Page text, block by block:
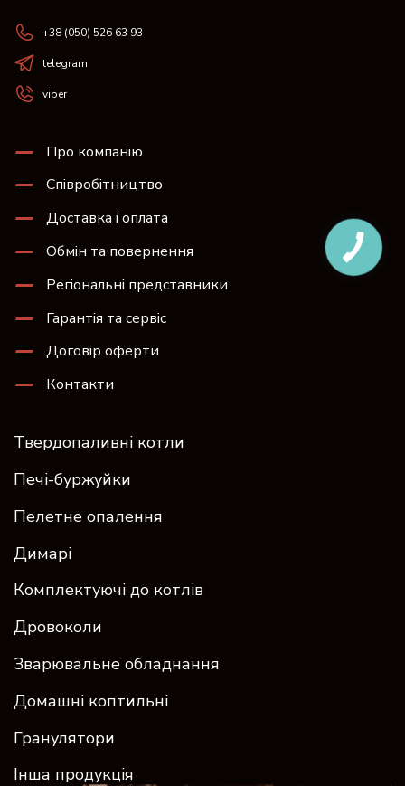
+38 (050) 526 63 93
telegram
viber
Про компанію
Співробітництво
Доставка і оплата
Обмін та повернення
Регіональні представники
Гарантія та сервіс
Договір оферти
Контакти
Твердопаливні котли
Печі-буржуйки
Пелетне опалення
Димарі
Комплектуючі до котлів
Дровоколи
Зварювальне обладнання
Домашні коптильні
Гранулятори
Інша продукція